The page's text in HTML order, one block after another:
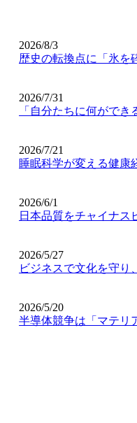
2026/8/3
歴史の転換点に「氷を
2026/7/31
「自分たちに何がで
2026/7/21
睡眠科学が変える健
2026/6/1
日本品質をチャイナス
2026/5/27
ビジネスで文化を守り
2026/5/20
半導体競争は「マテ